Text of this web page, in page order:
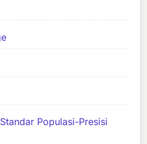
Populasi-Presisi